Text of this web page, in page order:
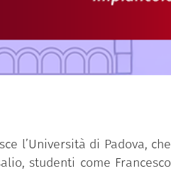
l’Università di Padova, che
studenti come Francesco